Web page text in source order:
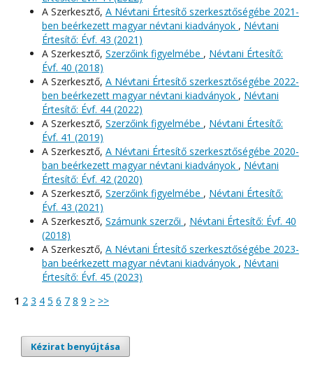
A Szerkesztő, A Névtani Értesítő szerkesztőségébe 2021-
ben beérkezett magyar névtani kiadványok , Névtani
Értesítő: Évf. 43 (2021)
A Szerkesztő, Szerzőink figyelmébe , Névtani Értesítő:
Évf. 40 (2018)
A Szerkesztő, A Névtani Értesítő szerkesztőségébe 2022-
ben beérkezett magyar névtani kiadványok , Névtani
Értesítő: Évf. 44 (2022)
A Szerkesztő, Szerzőink figyelmébe , Névtani Értesítő:
Évf. 41 (2019)
A Szerkesztő, A Névtani Értesítő szerkesztőségébe 2020-
ban beérkezett magyar névtani kiadványok , Névtani
Értesítő: Évf. 42 (2020)
A Szerkesztő, Szerzőink figyelmébe , Névtani Értesítő:
Évf. 43 (2021)
A Szerkesztő, Számunk szerzői , Névtani Értesítő: Évf. 40
(2018)
A Szerkesztő, A Névtani Értesítő szerkesztőségébe 2023-
ban beérkezett magyar névtani kiadványok , Névtani
Értesítő: Évf. 45 (2023)
1 2 3 4 5 6 7 8 9 > >>
Kézirat benyújtása